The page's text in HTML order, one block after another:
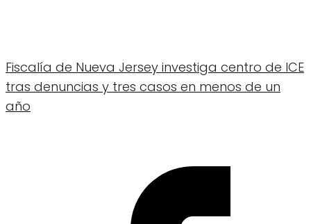
Fiscalía de Nueva Jersey investiga centro de ICE
tras denuncias y tres casos en menos de un
año